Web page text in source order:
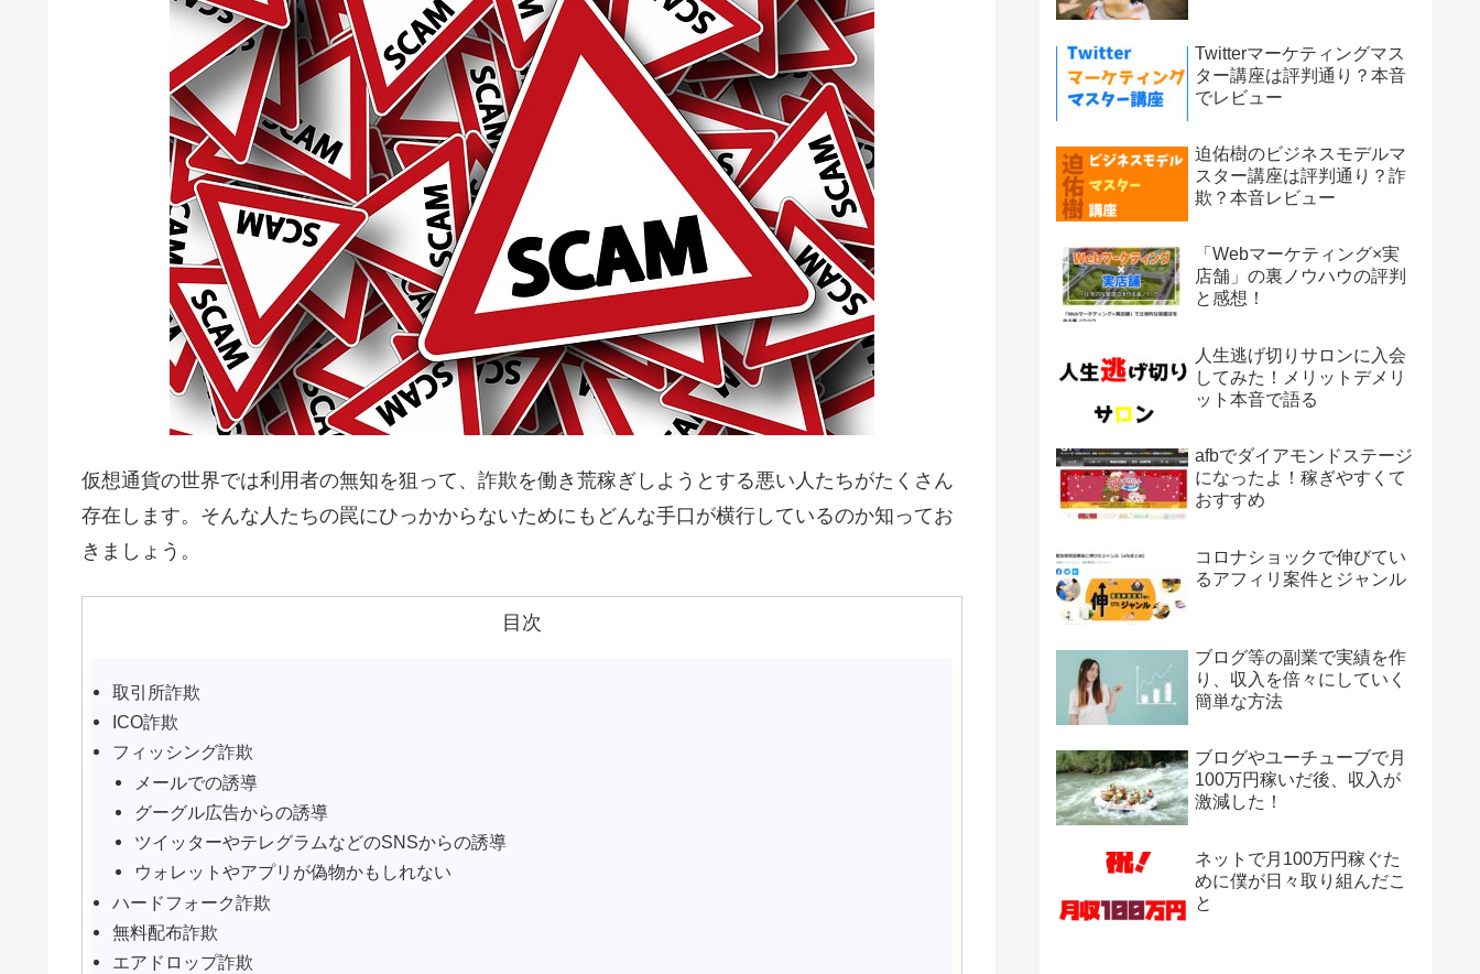
仮想通貨の世界では利用者の無知を狙って、詐欺を働き荒稼ぎしようとする悪い人たちがたくさん
存在します。そんな人たちの罠にひっかからないためにもどんな手口が横行しているのか知ってお
きましょう。
目次
取引所詐欺
ICO詐欺
フィッシング詐欺
メールでの誘導
グーグル広告からの誘導
ツイッターやテレグラムなどのSNSからの誘導
ウォレットやアプリが偽物かもしれない
ハードフォーク詐欺
無料配布詐欺
エアドロップ詐欺
Twitterマーケティングマス
ター講座は評判通り？本音
でレビュー
迫佑樹のビジネスモデルマ
スター講座は評判通り？詐
欺？本音レビュー
「Webマーケティング×実
店舗」の裏ノウハウの評判
と感想！
人生逃げ切りサロンに入会
してみた！メリットデメリ
ット本音で語る
afbでダイアモンドステージ
になったよ！稼ぎやすくて
おすすめ
コロナショックで伸びてい
るアフィリ案件とジャンル
ブログ等の副業で実績を作
り、収入を倍々にしていく
簡単な方法
ブログやユーチューブで月
100万円稼いだ後、収入が
激減した！
ネットで月100万円稼ぐた
めに僕が日々取り組んだこ
と